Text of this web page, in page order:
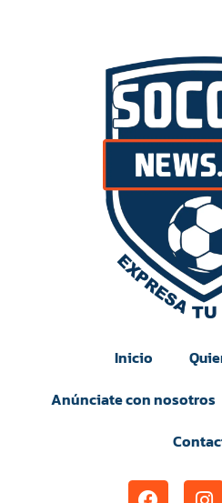
Inicio
Anúnciate con nosotros